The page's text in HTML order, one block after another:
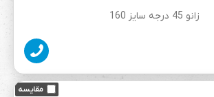
زانو 45 درجه سایز 160